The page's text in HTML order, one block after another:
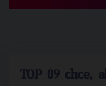
TOP 09 chce,